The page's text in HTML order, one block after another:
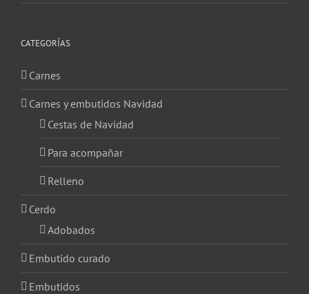
CATEGORÍAS
Carnes
Carnes y embutidos Navidad
Cestas de Navidad
Para acompañar
Relleno
Cerdo
Adobados
Embutido curado
Embutidos